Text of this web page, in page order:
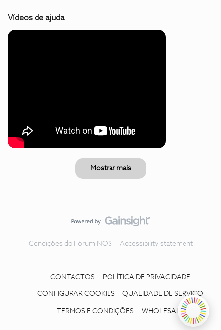
Vídeos de ajuda
Mostrar mais
Condições do Fórum NOS Accessibility statement
CONTACTOS POLÍTICA DE PRIVACIDADE
CONFIGURAR COOKIES QUALIDADE DE SERVIÇO
TERMOS E CONDIÇÕES WHOLESALE